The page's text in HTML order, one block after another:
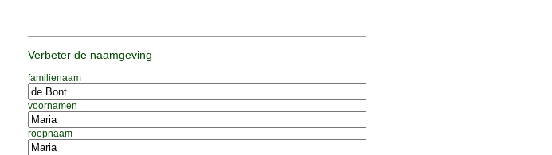
Verbeter de naamgeving
familienaam
voornamen
roepnaam